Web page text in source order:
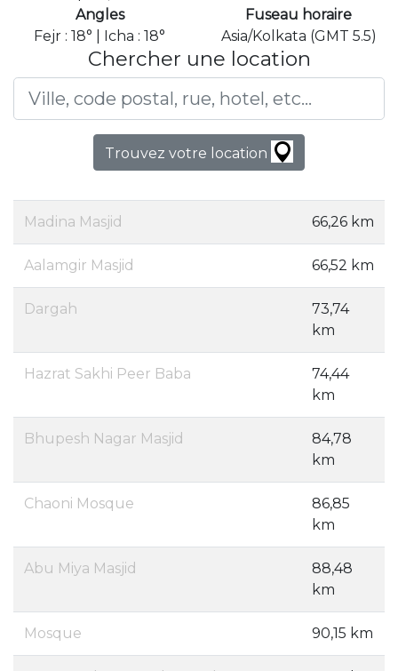
Angles
Fejr : 18° | Icha : 18°
Fuseau horaire
Asia/Kolkata (GMT 5.5)
Chercher une location
Trouvez votre location
Madina Masjid 66,26 km
Aalamgir Masjid 66,52 km
Dargah
73,74
km
Hazrat Sakhi Peer Baba
74,44
km
Bhupesh Nagar Masjid
84,78
km
Chaoni Mosque
86,85
km
Abu Miya Masjid
88,48
km
Mosque 90,15 km